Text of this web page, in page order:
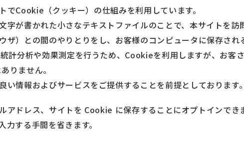
Cookie（クッキー）の仕組みを利用しています。
字が書かれた小さなテキストファイルのことで、本サイトを
）との間のやりとりをし、お客様のコンピュータに保存され
計分析や効果測定を行うため、Cookieを利用しますが、お客
りません。
情報およびサービスをご提供することを前提としております。
アドレス、サイトを Cookie に保存することにオプトインでき
する手間を省きます。